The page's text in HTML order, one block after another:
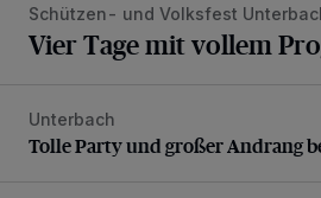
Schützen- und Volksfest
Vier Tage mit vollem
Tolle Party und großer Andrang
Unterbach
Tolle Party und großer Andrang